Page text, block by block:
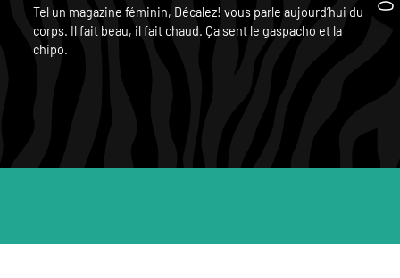
Tel un magazine féminin, Décalez! vous parle aujourd’hui du
corps. Il fait beau, il fait chaud. Ça sent le gaspacho et la
chipo.